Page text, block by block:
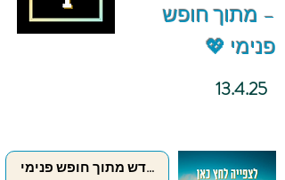
– מתוך חופש
פנימי 💖
13.4.25
לזרוע את עצמי מחדש מתוך חופש פנימי